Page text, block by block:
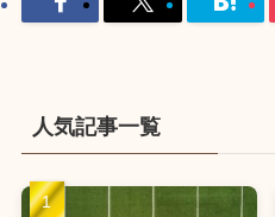
人気記事一覧